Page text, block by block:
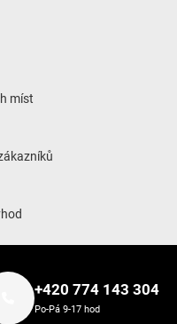
míst
+420 774 143 304
Po-Pá 9-17 hod